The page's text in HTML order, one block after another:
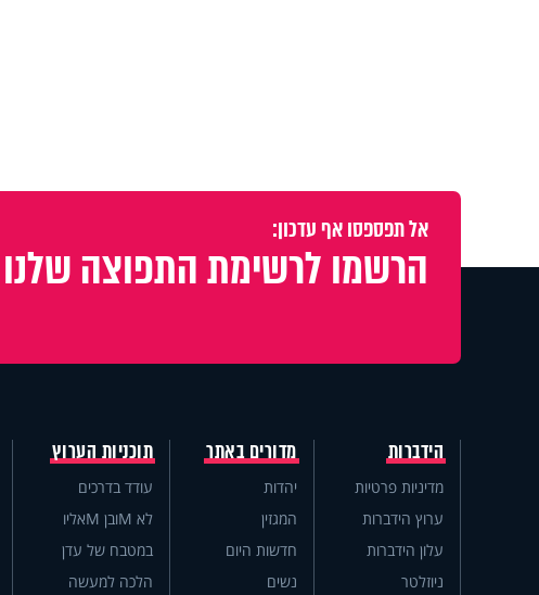
אל תפספסו אף עדכון:
הרשמו לרשימת התפוצה שלנו
הידברות
מדיניות פרטיות
ערוץ הידברות
עלון הידברות
ניוזלטר
מדורים באתר
יהדות
המגזין
חדשות היום
נשים
תוכניות הערוץ
עודד בדרכים
לא Mובן Mאליו
במטבח של עדן
הלכה למעשה